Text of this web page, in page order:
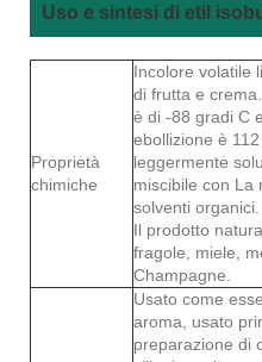
Uso e sintesi di etil
Proprietà
chimiche
Incolore volatile
di frutta e
è di -88 gradi C
ebollizione è 112
leggermente
miscibile con La
solventi organici.
Il prodotto
fragole, miele,
Champagne.
Usato come
aroma, usato
preparazione di